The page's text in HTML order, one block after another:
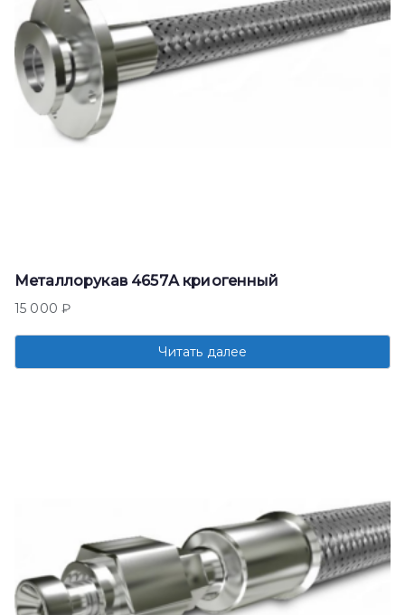
Металлорукав 4657А криогенный
15 000₽
Читать далее